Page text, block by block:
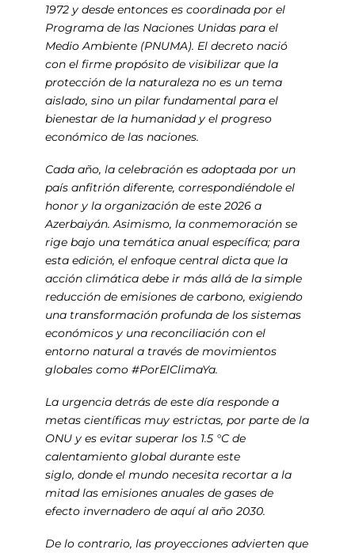
1972 y desde entonces es coordinada por el
Programa de las Naciones Unidas para el
Medio Ambiente (PNUMA). El decreto nació
con el firme propósito de visibilizar que la
protección de la naturaleza no es un tema
aislado, sino un pilar fundamental para el
bienestar de la humanidad y el progreso
económico de las naciones.
Cada año, la celebración es adoptada por un
país anfitrión diferente, correspondiéndole el
honor y la organización de este 2026 a
Azerbaiyán. Asimismo, la conmemoración se
rige bajo una temática anual específica; para
esta edición, el enfoque central dicta que la
acción climática debe ir más allá de la simple
reducción de emisiones de carbono, exigiendo
una transformación profunda de los sistemas
económicos y una reconciliación con el
entorno natural a través de movimientos
globales como #PorElClimaYa.
La urgencia detrás de este día responde a
metas científicas muy estrictas, por parte de la
ONU y es evitar superar los 1.5 °C de
calentamiento global durante este
siglo, donde el mundo necesita recortar a la
mitad las emisiones anuales de gases de
efecto invernadero de aquí al año 2030.
De lo contrario, las proyecciones advierten que